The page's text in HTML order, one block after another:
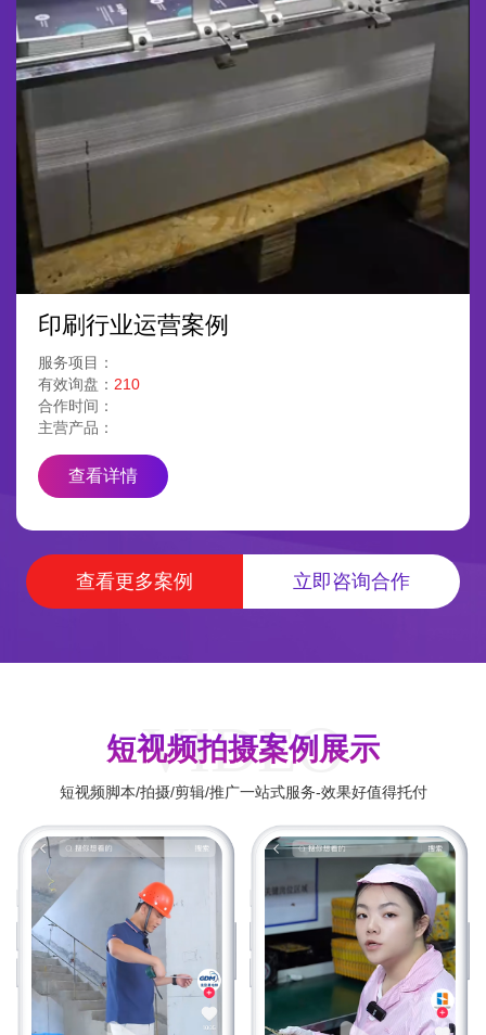
印刷行业运营案例
服务项目：
有效询盘： 210
合作时间：
主营产品：
查看详情
查看更多案例 立即咨询合作
短视频拍摄案例展示
VIDEO
短视频脚本/拍摄/剪辑/推广一站式服务-效果好值得托付